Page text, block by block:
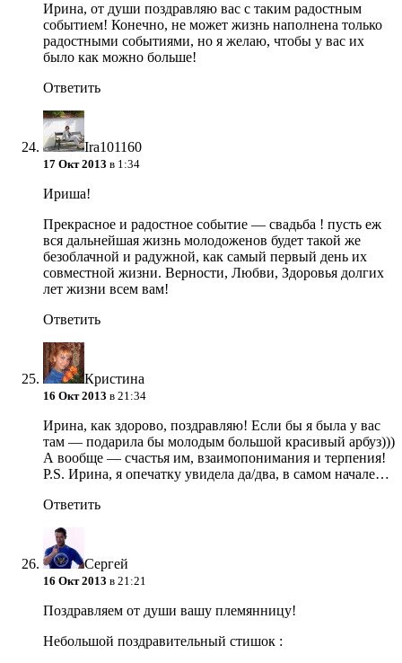
Ирина, от души поздравляю вас с таким радостным
событием! Конечно, не может жизнь наполнена только
радостными событиями, но я желаю, чтобы у вас их
было как можно больше!
Ответить
Ira101160
17 Окт 2013 в 1:34
Ириша!
Прекрасное и радостное событие — свадьба ! пусть еж
вся дальнейшая жизнь молодоженов будет такой же
безоблачной и радужной, как самый первый день их
совместной жизни. Верности, Любви, Здоровья долгих
лет жизни всем вам!
Ответить
Кристина
16 Окт 2013 в 21:34
Ирина, как здорово, поздравляю! Если бы я была у вас
там — подарила бы молодым большой красивый арбуз)))
А вообще — счастья им, взаимопонимания и терпения!
P.S. Ирина, я опечатку увидела да/два, в самом начале…
Ответить
Сергей
16 Окт 2013 в 21:21
Поздравляем от души вашу племянницу!
Небольшой поздравительный стишок :